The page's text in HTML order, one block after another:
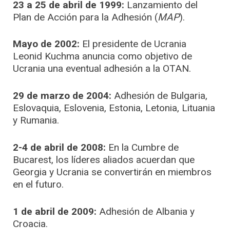
23 a 25 de abril de 1999: Lanzamiento del
Plan de Acción para la Adhesión (MAP).
Mayo de 2002: El presidente de Ucrania
Leonid Kuchma anuncia como objetivo de
Ucrania una eventual adhesión a la OTAN.
29 de marzo de 2004: Adhesión de Bulgaria,
Eslovaquia, Eslovenia, Estonia, Letonia, Lituania
y Rumania.
2-4 de abril de 2008: En la Cumbre de
Bucarest, los líderes aliados acuerdan que
Georgia y Ucrania se convertirán en miembros
en el futuro.
1 de abril de 2009: Adhesión de Albania y
Croacia.